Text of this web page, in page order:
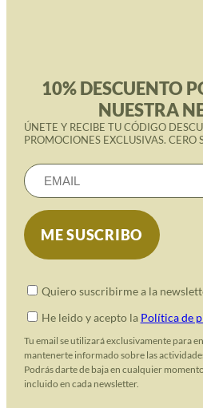
10% DESCUENTO
NUESTRA
ÚNETE Y RECIBE TU CÓDIGO
PROMOCIONES EXCLUSIVAS. CERO
Quiero suscribirme a la
He leido y acepto la Política de
Tu email se utilizará exclusivamente para
mantenerte informado sobre las
Podrás darte de baja en cualquier
incluido en cada newsletter.